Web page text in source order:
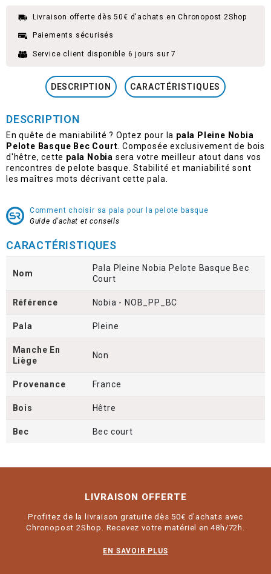
Livraison offerte dès 50€ d'achats en Chronopost 2Shop
Paiements sécurisés
Service client disponible 6 jours sur 7
DESCRIPTION CARACTÉRISTIQUES
DESCRIPTION
En quête de maniabilité ? Optez pour la pala Pleine Nobia
Pelote Basque Bec Court . Composée exclusivement de bois
d'hêtre, cette pala Nobia sera votre meilleur atout dans vos
rencontres de pelote basque. Stabilité et maniabilité sont
les maîtres mots décrivant cette pala.
Comment choisir sa pala pour la pelote basque
Guide d'achat et conseils
CARACTÉRISTIQUES
Nom
Pala Pleine Nobia Pelote Basque Bec
Court
Référence Nobia - NOB_PP_BC
Pala Pleine
Manche En
Liège
Non
Provenance France
Bois Hêtre
Bec Bec court
LIVRAISON OFFERTE
Profitez de la livraison gratuite dès 50€ d'achats avec
Chronopost 2Shop. Recevez votre matériel en 48h/72h.
EN SAVOIR PLUS